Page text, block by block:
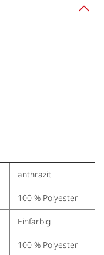
anthrazit
100 % Polyester
Einfarbig
100 % Polyester